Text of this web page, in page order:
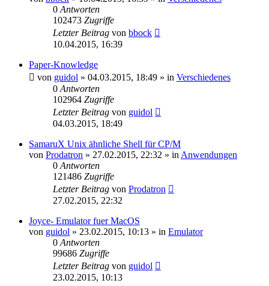
0 Antworten
102473 Zugriffe
Letzter Beitrag von bbock
10.04.2015, 16:39
Paper-Knowledge
von guidol » 04.03.2015, 18:49 » in Verschiedenes
0 Antworten
102964 Zugriffe
Letzter Beitrag von guidol
04.03.2015, 18:49
SamaruX Unix ähnliche Shell für CP/M
von Prodatron » 27.02.2015, 22:32 » in Anwendungen
0 Antworten
121486 Zugriffe
Letzter Beitrag von Prodatron
27.02.2015, 22:32
Joyce- Emulator fuer MacOS
von guidol » 23.02.2015, 10:13 » in Emulator
0 Antworten
99686 Zugriffe
Letzter Beitrag von guidol
23.02.2015, 10:13